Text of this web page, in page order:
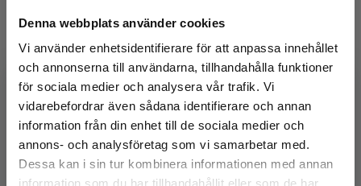
Denna webbplats använder cookies
Vi använder enhetsidentifierare för att anpassa innehållet
och annonserna till användarna, tillhandahålla funktioner
för sociala medier och analysera vår trafik. Vi
vidarebefordrar även sådana identifierare och annan
information från din enhet till de sociala medier och
annons- och analysföretag som vi samarbetar med.
Dessa kan i sin tur kombinera informationen med annan
information som du har tillhandahållit eller som de har
Begränsad fraktregion
Kriminologiska teorier
Liljenfors, Rikard (red.)